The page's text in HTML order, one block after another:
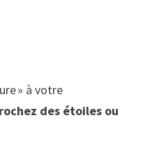
» à votre
des étoiles ou